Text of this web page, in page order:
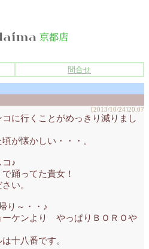
問合せ
[2013/10/24]20:07
に行くことがめっきり減りまし
が懐かしい・・・。
♪
踊ってた貴女！
い。
り～・・♪
ーケンより やっぱりＢＯＲＯや
十八番です。